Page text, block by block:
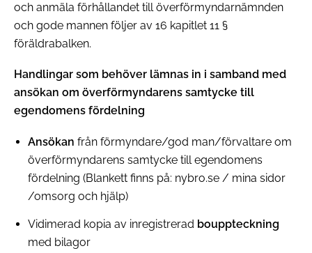
och anmäla förhållandet till överförmyndarnämnden
och gode mannen följer av 16 kapitlet 11 §
föräldrabalken.
Handlingar som behöver lämnas in i samband med
ansökan om överförmyndarens samtycke till
egendomens fördelning
Ansökan från förmyndare/god man/förvaltare om
överförmyndarens samtycke till egendomens
fördelning (Blankett finns på: nybro.se / mina sidor
/omsorg och hjälp)
Vidimerad kopia av inregistrerad bouppteckning
med bilagor